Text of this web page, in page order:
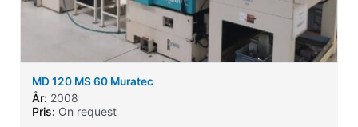
MD 120 MS 60 Muratec
År: 2008
Pris: On request